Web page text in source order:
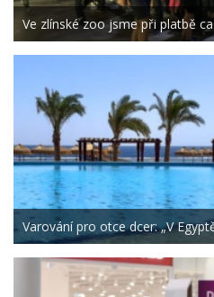
Ve zlínské zoo jsme při platbě
Varování pro otce dcer: „V